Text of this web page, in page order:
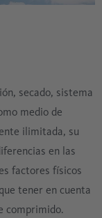
secado, sistema
medio de
ilimitada, su
en las
factores físicos
tener en cuenta
comprimido.